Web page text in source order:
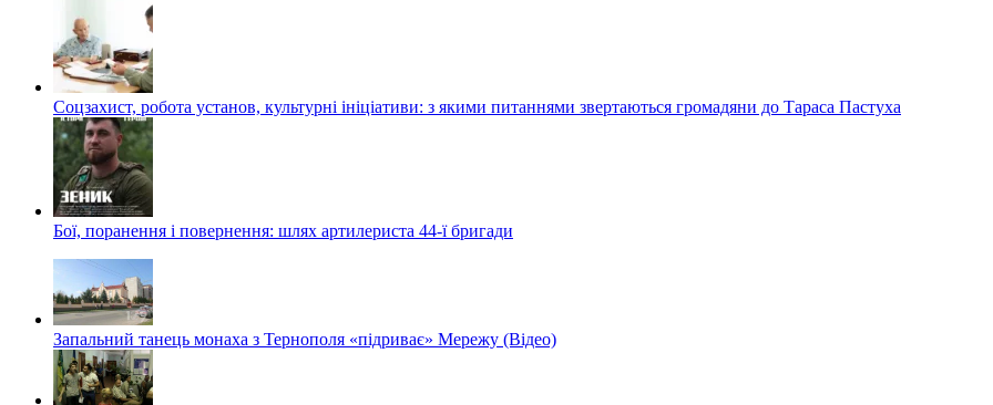
Соцзахист, робота установ, культурні ініціативи: з якими питаннями звертаються громадяни до Тараса Пастуха
Бої, поранення і повернення: шлях артилериста 44-ї бригади
Запальний танець монаха з Тернополя «підриває» Мережу (Відео)